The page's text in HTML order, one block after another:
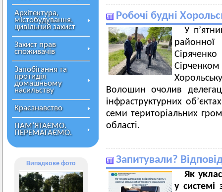
Архітектура,
містобудування,
цивільний захист
Захист прав
споживачів
Запобігання та
протидія
домашньому
насильству
Краєзнавство
ПАМ’ЯТАЄМО.
ПЕРЕМАГАЄМО.
Випадкове фото
Робочі будні
У
районної
Волошин очолив
інфраструктурних
семи територіальних
області.
Запитували?
Як
у системі